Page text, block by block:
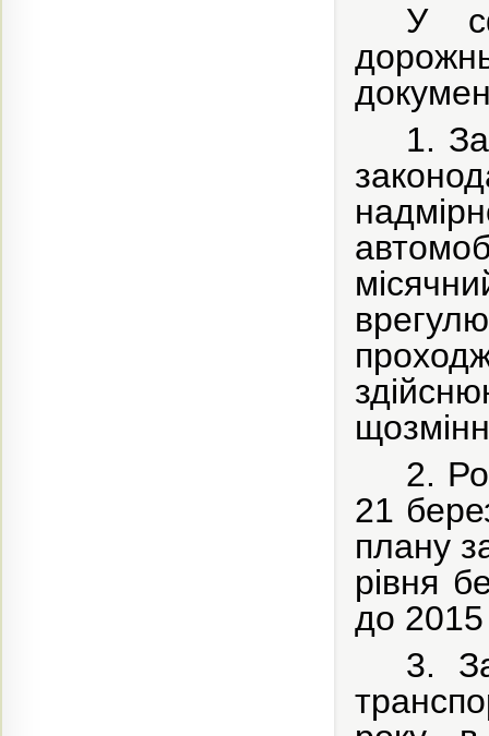
У
1.
2.
21
плану
рівня
до
3.